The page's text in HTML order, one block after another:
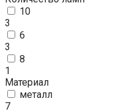
10
3
6
3
8
1
Материал
металл
7